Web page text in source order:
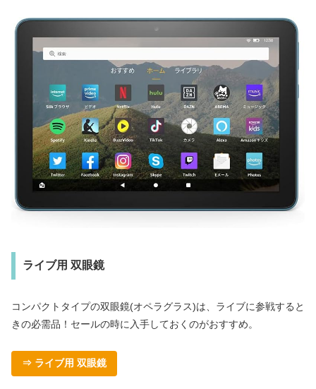
ライブ用 双眼鏡
コンパクトタイプの双眼鏡(オペラグラス)は、ライブに参戦すると
きの必需品！セールの時に入手しておくのがおすすめ。
⇒ ライブ用 双眼鏡